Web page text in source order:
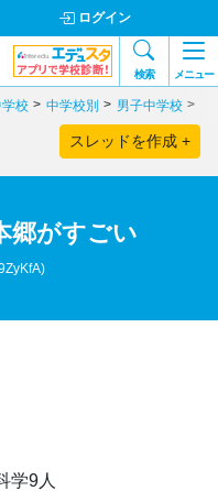
ログイン
検索 メニュー
校 中学校別 男子中学校
スレッドを作成 +
郷がすごい
9人